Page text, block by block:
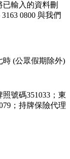
輸入的資料刪
0800 與我們
(公眾假期除外)
號碼351033；東
；持牌保險代理